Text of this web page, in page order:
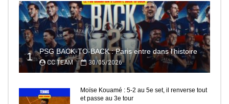
1 PSG BACK-TO-BACK : Paris entre dans l’histoire
CC TEAM 30/05/2026
Moïse Kouamé : 5-2 au 5e set, il renverse tout
et passe au 3e tour